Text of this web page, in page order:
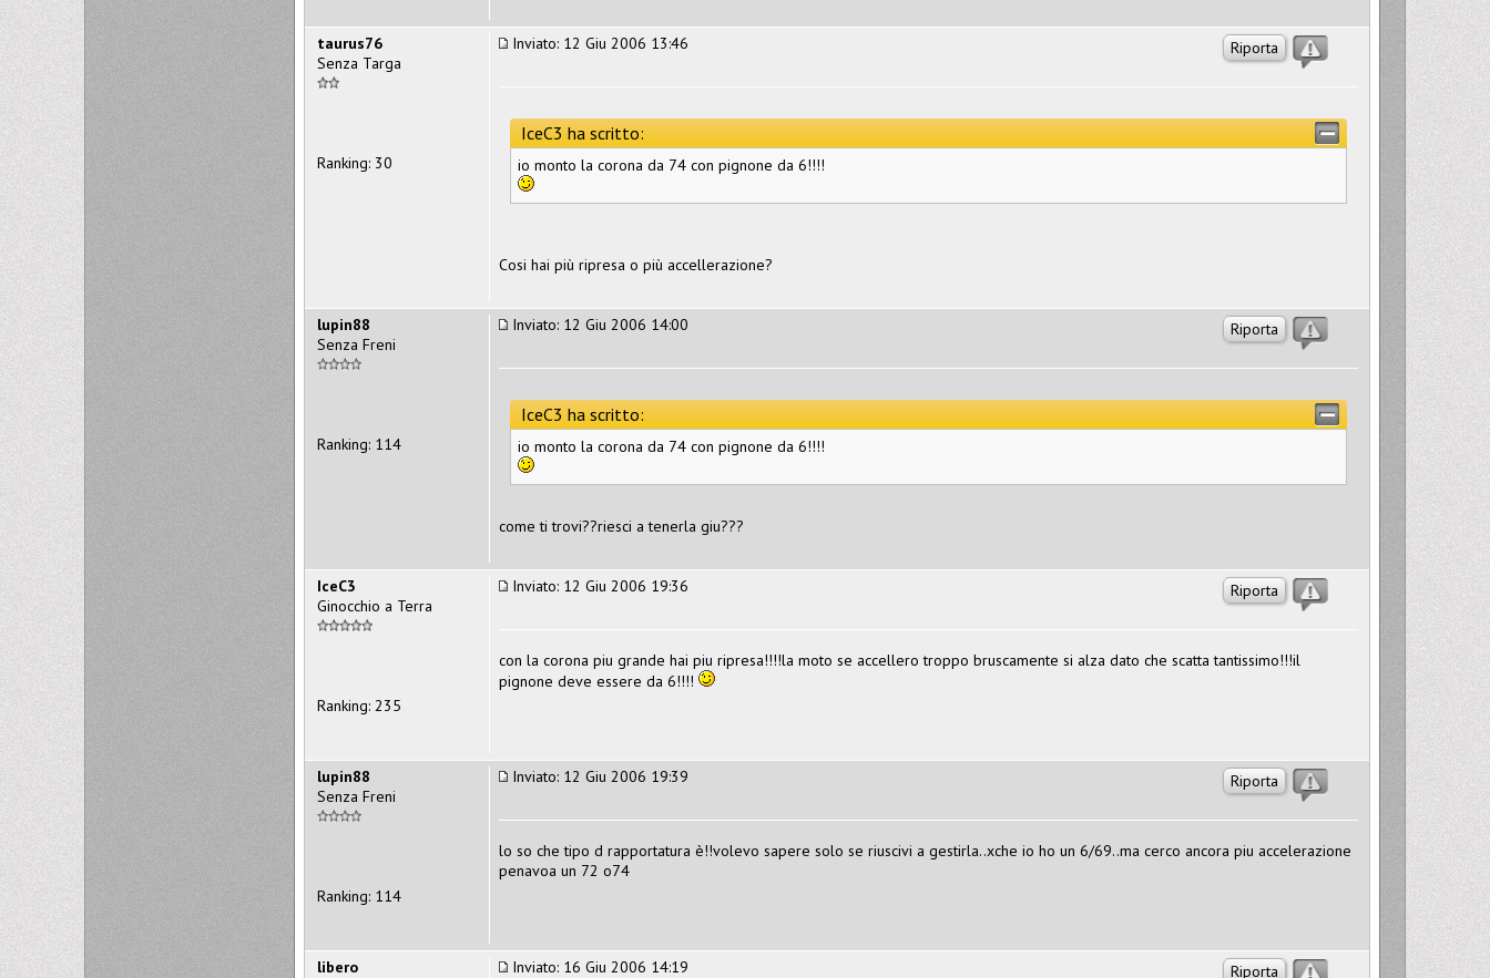
Riporta
Inviato: 12 Giu 2006 13:46
IceC3 ha scritto:
io monto la corona da 74 con pignone da 6!!!!
Cosi hai più ripresa o più accellerazione?
taurus76
Senza Targa
Ranking: 30
Riporta
Inviato: 12 Giu 2006 14:00
IceC3 ha scritto:
io monto la corona da 74 con pignone da 6!!!!
come ti trovi??riesci a tenerla giu???
lupin88
Senza Freni
Ranking: 114
Riporta
Inviato: 12 Giu 2006 19:36
con la corona piu grande hai piu ripresa!!!!la moto se accellero troppo bruscamente si alza dato che scatta tantissimo!!!il
pignone deve essere da 6!!!!
IceC3
Ginocchio a Terra
Ranking: 235
Riporta
Inviato: 12 Giu 2006 19:39
lo so che tipo d rapportatura è!!volevo sapere solo se riuscivi a gestirla..xche io ho un 6/69..ma cerco ancora piu accelerazione
penavoa un 72 o74
lupin88
Senza Freni
Ranking: 114
Riporta
Inviato: 16 Giu 2006 14:19
libero